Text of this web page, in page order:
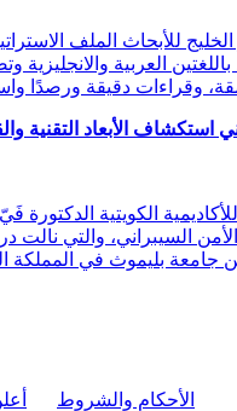
للأبحاث الملف
2026م، باللغتين العربية
وقراءات دقيقة ورصدًا
استكشاف الأبعاد التقنية
السيبراني، والتي نالت
بليموث في المملكة
الأحكام والشروط